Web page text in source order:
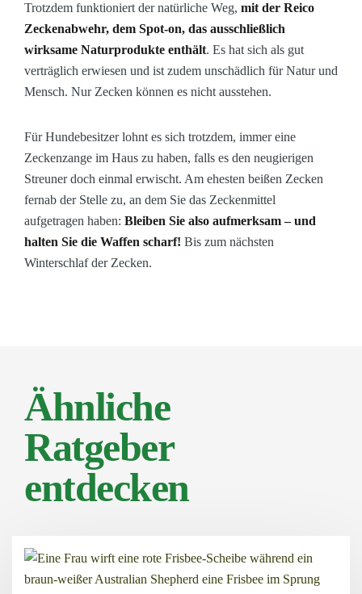
Trotzdem funktioniert der natürliche Weg, mit der Reico
Zeckenabwehr, dem Spot-on, das ausschließlich
wirksame Naturprodukte enthält. Es hat sich als gut
verträglich erwiesen und ist zudem unschädlich für Natur und
Mensch. Nur Zecken können es nicht ausstehen.
Für Hundebesitzer lohnt es sich trotzdem, immer eine
Zeckenzange im Haus zu haben, falls es den neugierigen
Streuner doch einmal erwischt. Am ehesten beißen Zecken
fernab der Stelle zu, an dem Sie das Zeckenmittel
aufgetragen haben: Bleiben Sie also aufmerksam – und
halten Sie die Waffen scharf! Bis zum nächsten
Winterschlaf der Zecken.
Ähnliche
Ratgeber
entdecken